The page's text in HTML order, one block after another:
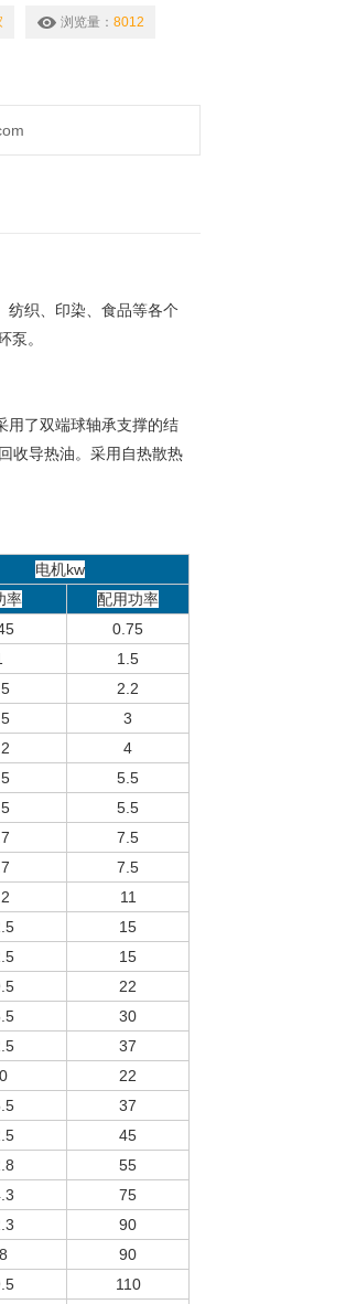
浏览量： 8012
纺织、印染、食品等各个
泵。
用了双端球轴承支撑的结
收导热油。 采用自热散热
电机kw
率
配用功率
0.75
1.5
2.2
3
4
5.5
5.5
7.5
7.5
11
15
15
22
30
37
22
37
45
55
75
90
90
110